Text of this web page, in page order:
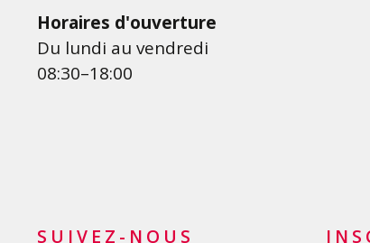
Crédit personnel pour les
indépendants
Crédit PME
Horaires d'ouverture
Du lundi au vendredi
08:30–18:00
SUIVEZ-NOUS